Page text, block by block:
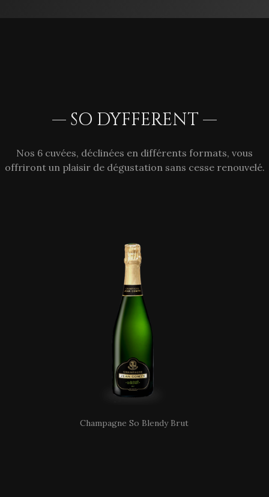
— SO DYFFERENT —
Nos 6 cuvées, déclinées en différents formats, vous
offriront un plaisir de dégustation sans cesse renouvelé.
Champagne So Blendy Brut